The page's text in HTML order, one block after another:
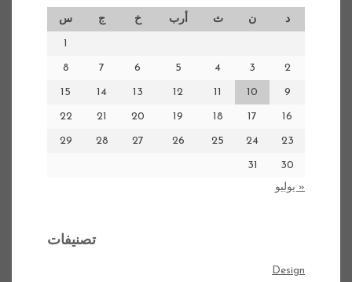
د ن ث أرب خ ج س
1
2
3
4
5
6
7
8
9
10
11
12
13
14
15
16
17
18
19
20
21
22
23
24
25
26
27
28
29
30
31
« يوليو
تصنيفات
Design